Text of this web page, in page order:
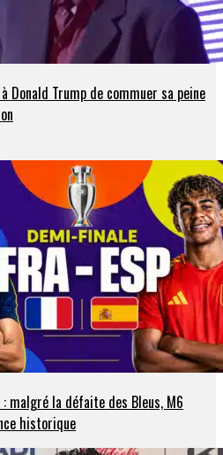
Donald Trump de commuer sa peine
: malgré la défaite des Bleus, M6
historique